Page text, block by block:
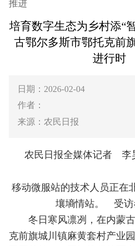
推进
培育数字生态为乡村添
古鄂尔多斯市鄂托克前
进行时
日期：2026-02-04
作者：
来源：农民日报
农民日报全媒体记者
移动微服站的技术人员正在
壤墒情站。 受访
冬日寒风凛冽，在内蒙古
克前旗城川镇麻黄套村产业